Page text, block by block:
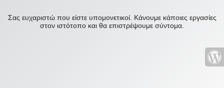
Σας ευχαριστώ που είστε υπομονετικοί. Κάνουμε κάποιες εργασίες
στον ιστότοπο και θα επιστρέψουμε σύντομα.